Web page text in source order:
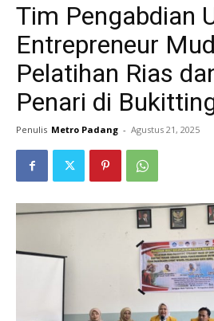
Tim Pengabdian
Entrepreneur
Pelatihan Rias
Penari di
Penulis Metro Padang - Agustus 21, 2025